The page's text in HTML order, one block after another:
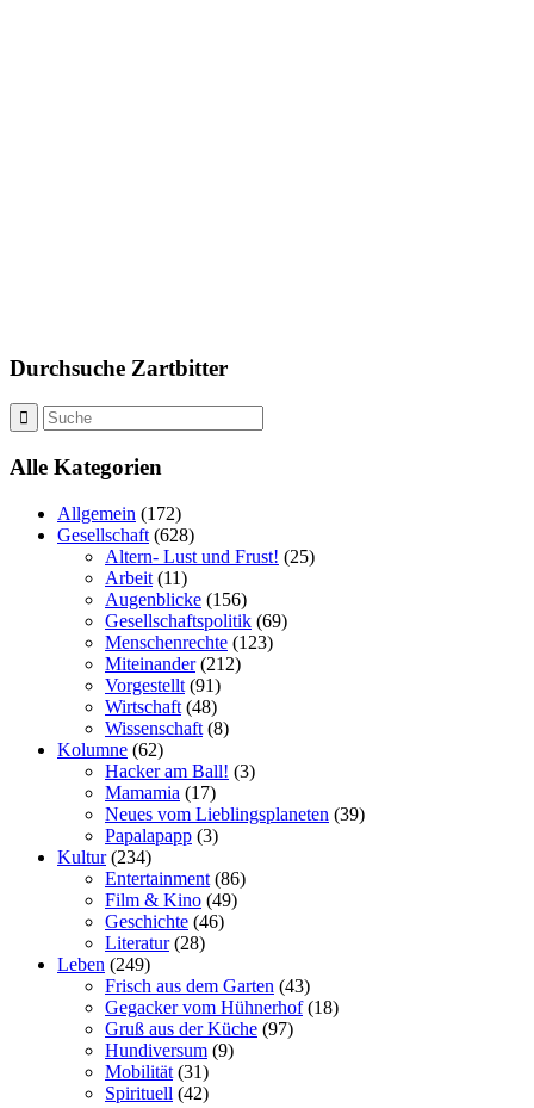
Durchsuche Zartbitter
Alle Kategorien
Allgemein (172)
Gesellschaft (628)
Altern- Lust und Frust! (25)
Arbeit (11)
Augenblicke (156)
Gesellschaftspolitik (69)
Menschenrechte (123)
Miteinander(212)
Vorgestellt (91)
Wirtschaft (48)
Wissenschaft (8)
Kolumne (62)
Hacker am Ball! (3)
Mamamia (17)
Neues vom Lieblingsplaneten (39)
Papalapapp (3)
Kultur(234)
Entertainment (86)
Film & Kino (49)
Geschichte (46)
Literatur(28)
Leben (249)
Frisch aus dem Garten (43)
Gegacker vom Hühnerhof(18)
Gruß aus der Küche (97)
Hundiversum (9)
Mobilität (31)
Spirituell (42)